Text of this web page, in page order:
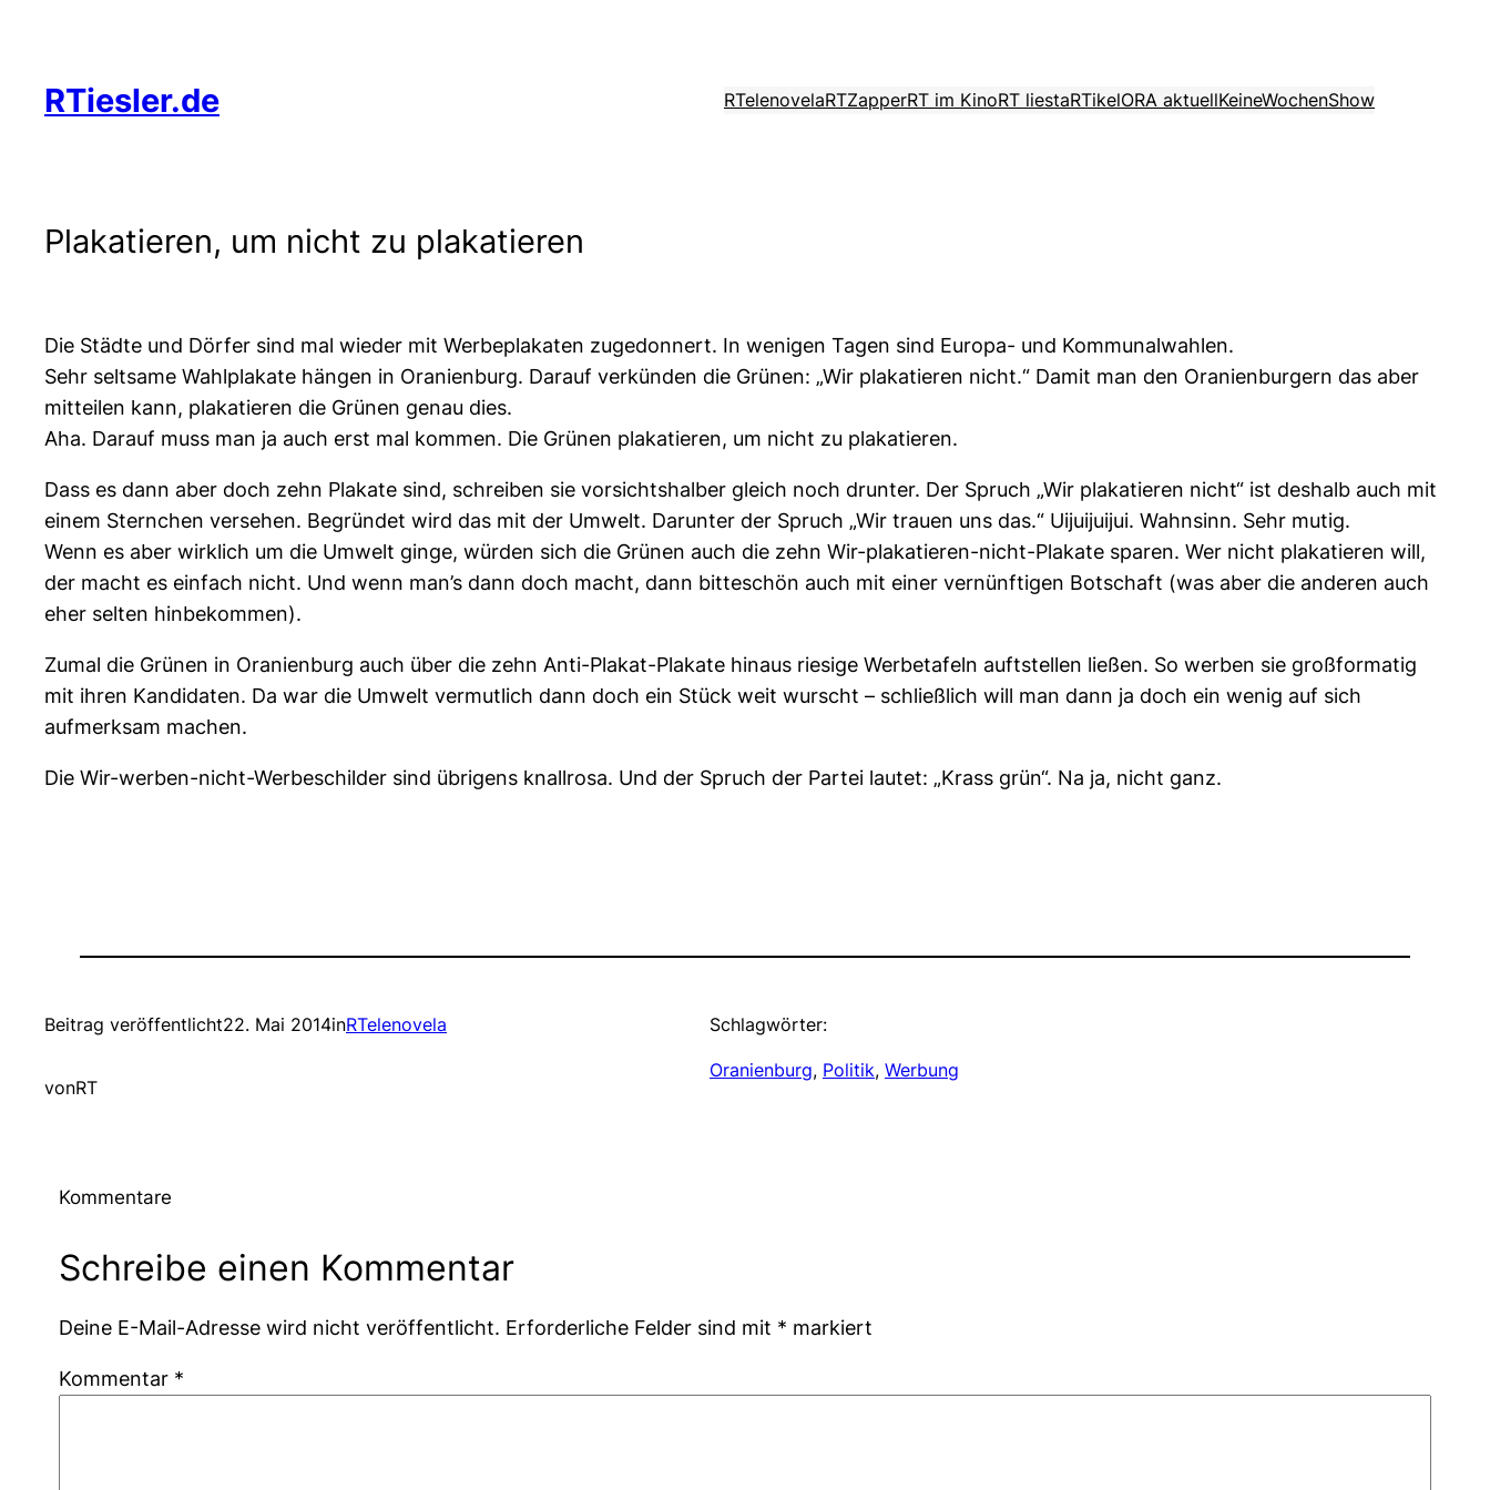
springen
RTiesler.de RTelenovelaRTZapperRT im KinoRT liestaRTikelORA aktuellKeineWochenShow
Plakatieren, um nicht zu plakatieren
Die Städte und Dörfer sind mal wieder mit Werbeplakaten zugedonnert. In wenigen Tagen sind Europa- und Kommunalwahlen.
Sehr seltsame Wahlplakate hängen in Oranienburg. Darauf verkünden die Grünen: „Wir plakatieren nicht.“ Damit man den Oranienburgern das aber
mitteilen kann, plakatieren die Grünen genau dies.
Aha. Darauf muss man ja auch erst mal kommen. Die Grünen plakatieren, um nicht zu plakatieren.
Dass es dann aber doch zehn Plakate sind, schreiben sie vorsichtshalber gleich noch drunter. Der Spruch „Wir plakatieren nicht“ ist deshalb auch mit
einem Sternchen versehen. Begründet wird das mit der Umwelt. Darunter der Spruch „Wir trauen uns das.“ Uijuijuijui. Wahnsinn. Sehr mutig.
Wenn es aber wirklich um die Umwelt ginge, würden sich die Grünen auch die zehn Wir-plakatieren-nicht-Plakate sparen. Wer nicht plakatieren will,
der macht es einfach nicht. Und wenn man’s dann doch macht, dann bitteschön auch mit einer vernünftigen Botschaft (was aber die anderen auch
eher selten hinbekommen).
Zumal die Grünen in Oranienburg auch über die zehn Anti-Plakat-Plakate hinaus riesige Werbetafeln auftstellen ließen. So werben sie großformatig
mit ihren Kandidaten. Da war die Umwelt vermutlich dann doch ein Stück weit wurscht – schließlich will man dann ja doch ein wenig auf sich
aufmerksam machen.
Die Wir-werben-nicht-Werbeschilder sind übrigens knallrosa. Und der Spruch der Partei lautet: „Krass grün“. Na ja, nicht ganz.
Beitrag veröffentlicht22. Mai 2014inRTelenovela
vonRT
Schlagwörter:
Oranienburg, Politik, Werbung
Kommentare
Schreibe einen Kommentar
Deine E-Mail-Adresse wird nicht veröffentlicht. Erforderliche Felder sind mit * markiert
Kommentar *